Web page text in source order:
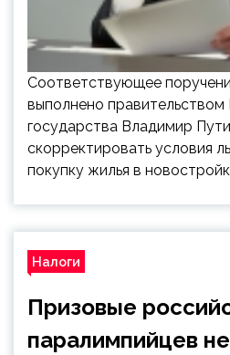
Соответствующее
выполнено правительством
государства Владимир
скорректировать условия
покупку жилья в
Налоги
Призовые
паралимпийцев